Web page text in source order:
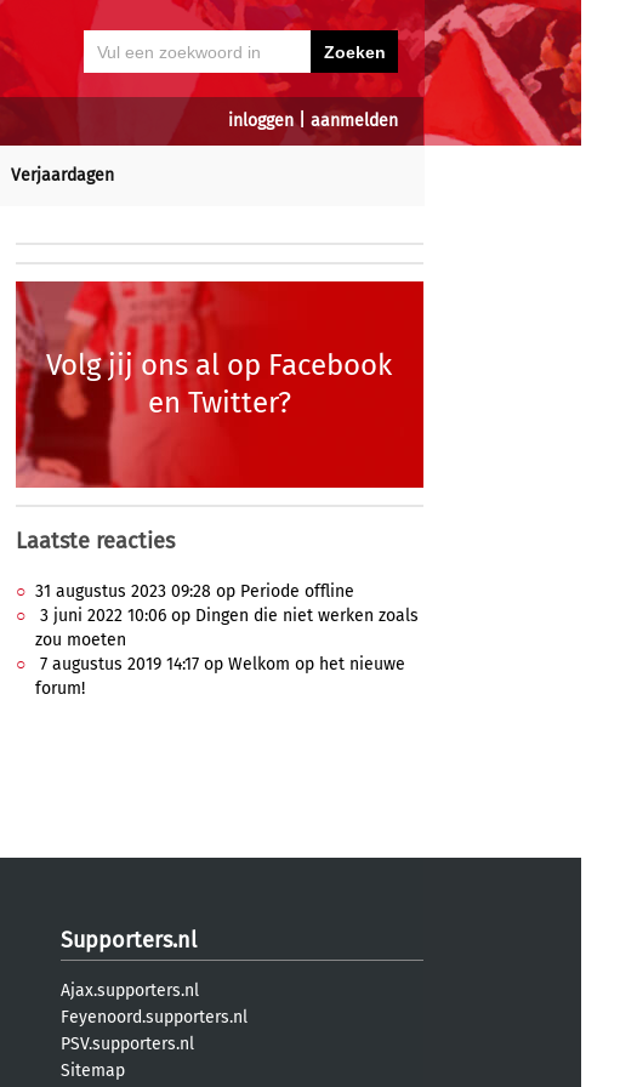
inloggen| aanmelden
Verjaardagen
Volg jij ons al op Facebook
en Twitter?
Laatste reacties
31 augustus 2023 09:28 op Periode offline
3 juni 2022 10:06 op Dingen die niet werken zoals
zou moeten
7 augustus 2019 14:17 op Welkom op het nieuwe
forum!
Supporters.nl
Ajax.supporters.nl
Feyenoord.supporters.nl
PSV.supporters.nl
Sitemap